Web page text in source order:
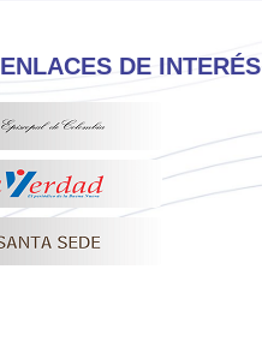
ENLACES DE INTERÉS